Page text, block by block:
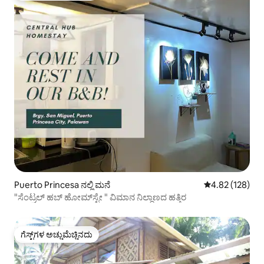
Puerto Princesa ನಲ್ಲಿ ಮನೆ 5 ರಲ್ಲಿ 4.82
4.82 (128)
"ಸೆಂಟ್ರಲ್ ಹಬ್ ಹೋಮ್‌ಸ್ಟೇ " ವಿಮಾನ ನಿಲ್ದಾಣದ ಹತ್ತಿರ
ಗೆಸ್ಟ್‌ಗಳ ಅಚ್ಚುಮೆಚ್ಚಿನದು
ಗೆಸ್ಟ್‌ಗಳ ಅಚ್ಚುಮೆಚ್ಚಿನದು